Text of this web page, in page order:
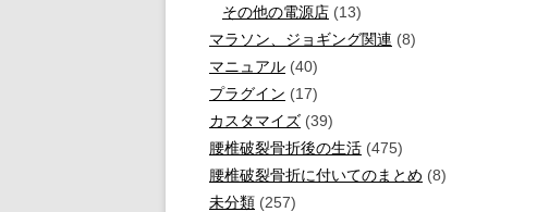
その他の電源店 (13)
マラソン、ジョギング関連 (8)
マニュアル (40)
プラグイン (17)
カスタマイズ (39)
腰椎破裂骨折後の生活 (475)
腰椎破裂骨折に付いてのまとめ (8)
未分類 (257)